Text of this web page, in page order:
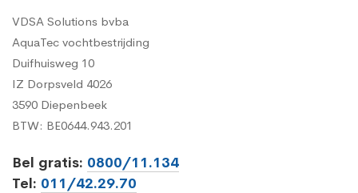
VDSA Solutions bvba
AquaTec vochtbestrijding
Duifhuisweg 10
IZ Dorpsveld 4026
3590 Diepenbeek
BTW: BE0644.943.201
Bel gratis: 0800/11.134
Tel: 011/42.29.70